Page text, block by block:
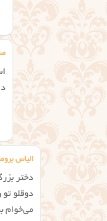
الیاس
دختر
دوقلو
می‌خوام